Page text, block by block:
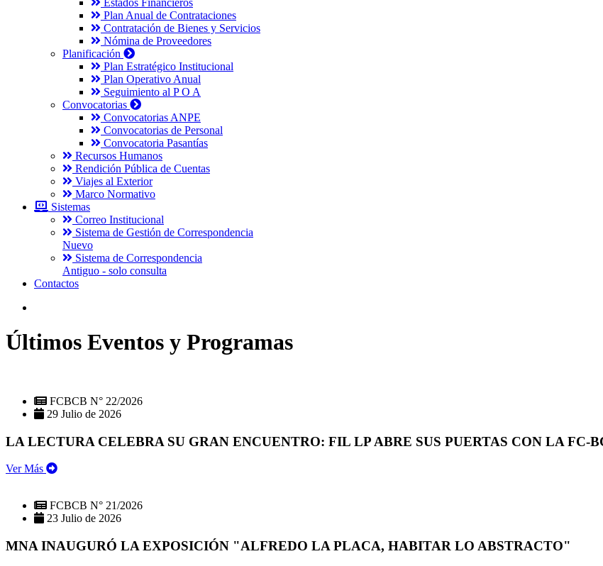
Estados Financieros
Plan Anual de Contrataciones
Contratación de Bienes y Servicios
Nómina de Proveedores
Planificación
Plan Estratégico Institucional
Plan Operativo Anual
Seguimiento al P O A
Convocatorias
Convocatorias ANPE
Convocatorias de Personal
Convocatoria Pasantías
Recursos Humanos
Rendición Pública de Cuentas
Viajes al Exterior
Marco Normativo
Sistemas
Correo Institucional
Sistema de Gestión de Correspondencia
Nuevo
Sistema de Correspondencia
Antiguo - solo consulta
Contactos
Últimos Eventos y Programas
FCBCB N° 22/2026
29 Julio de 2026
LA LECTURA CELEBRA SU GRAN ENCUENTRO: FIL LP ABRE SUS PUERTAS CON LA
Ver Más
FCBCB N° 21/2026
23 Julio de 2026
MNA INAUGURÓ LA EXPOSICIÓN "ALFREDO LA PLACA, HABITAR LO ABSTRACTO"